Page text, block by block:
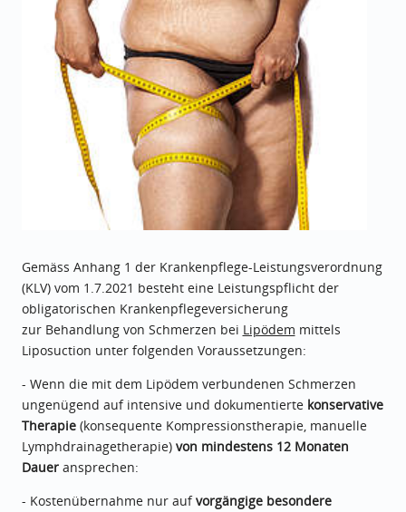
Gemäss Anhang 1 der Krankenpflege-Leistungsverordnung
(KLV) vom 1.7.2021 besteht eine Leistungspflicht der
obligatorischen Krankenpflegeversicherung
zur Behandlung von Schmerzen bei Lipödem mittels
Liposuction unter folgenden Voraussetzungen:
- Wenn die mit dem Lipödem verbundenen Schmerzen
ungenügend auf intensive und dokumentierte konservative
Therapie(konsequente Kompressionstherapie, manuelle
Lymphdrainagetherapie) von mindestens 12 Monaten
Daueransprechen:
- Kostenübernahme nur aufvorgängige besondere